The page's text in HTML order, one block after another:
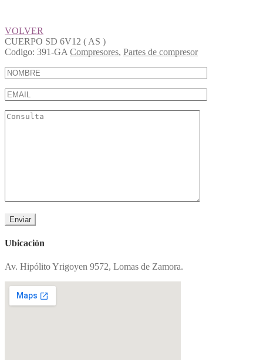
VOLVER
CUERPO SD 6V12 ( AS )
Codigo: 391-GA Compresores, Partes de compresor
Ubicación
Av. Hipólito Yrigoyen 9572, Lomas de Zamora.